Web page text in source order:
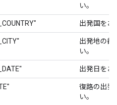
い。
出発国をお
出発地の都
い。
出発日をお
復路の出発
い。